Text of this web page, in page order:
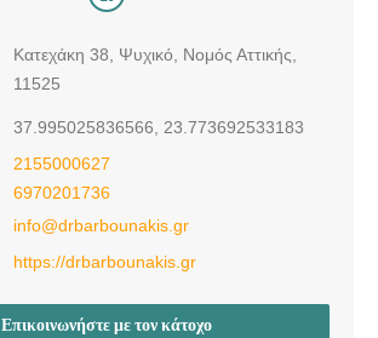
Κατεχάκη 38, Ψυχικό, Νομός Αττικής,
11525
37.995025836566, 23.773692533183
2155000627
6970201736
info@drbarbounakis.gr
https://drbarbounakis.gr
Επικοινωνήστε με τον κάτοχο